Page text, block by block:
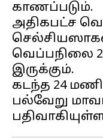
காணப்படும்.
அதிகபட்ச
வெப்பநிலை
இருக்கும்.
கடந்த 24
பல்வேறு